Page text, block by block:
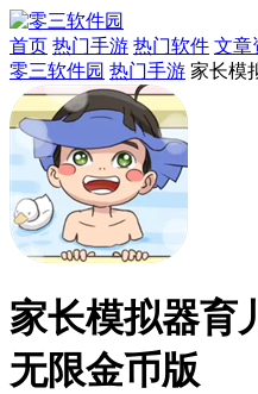
首页 热门手游 热门软件 文章
零三软件园 热门手游 家长模
家长模拟器育
无限金币版